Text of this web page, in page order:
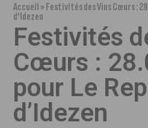
Accueil»Festivités des Vins Cœurs :
d’Idezen
Festivités
Cœurs :
pour Le
d’Idezen